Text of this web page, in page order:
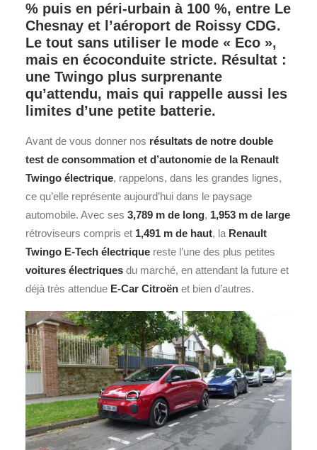
% puis en péri‑urbain à 100 %, entre Le
Chesnay et l’aéroport de Roissy CDG.
Le tout sans utiliser le mode « Eco »,
mais en écoconduite stricte. Résultat :
une Twingo plus surprenante
qu’attendu, mais qui rappelle aussi les
limites d’une petite batterie.
Avant de vous donner nos résultats de notre double
test de consommation et d’autonomie de la Renault
Twingo électrique, rappelons, dans les grandes lignes,
ce qu’elle représente aujourd’hui dans le paysage
automobile. Avec ses 3,789 m de long, 1,953 m de large
rétroviseurs compris et 1,491 m de haut, la Renault
Twingo E‑Tech électrique reste l’une des plus petites
voitures électriques du marché, en attendant la future et
déjà très attendue E-Car Citroën et bien d’autres.